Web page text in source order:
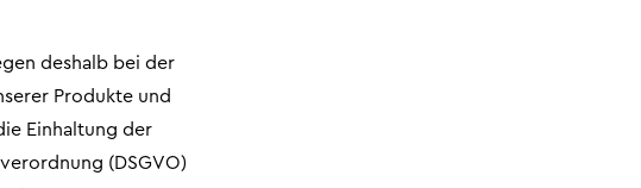
deshalb bei der
Produkte und
Einhaltung der
(DSGVO)